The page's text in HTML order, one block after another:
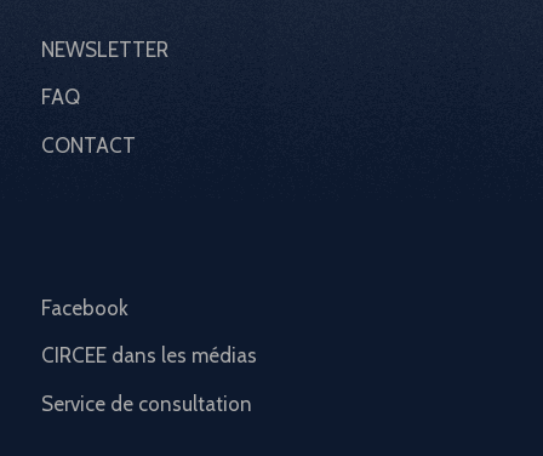
NEWSLETTER
FAQ
CONTACT
Facebook
CIRCEE dans les médias
Service de consultation